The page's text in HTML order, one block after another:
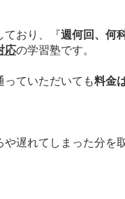
おり、 『週何回、何
応の学習塾です。
っていただいても料金
遅れてしまった分を